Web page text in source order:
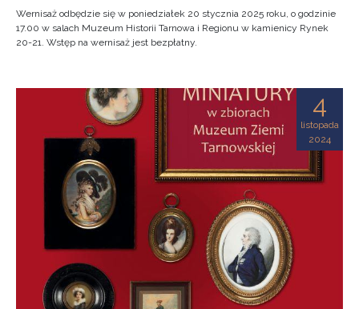
Wernisaż odbędzie się w poniedziałek 20 stycznia 2025 roku, o godzinie
17.00 w salach Muzeum Historii Tarnowa i Regionu w kamienicy Rynek
20-21. Wstęp na wernisaż jest bezpłatny.
4
listopada
2024